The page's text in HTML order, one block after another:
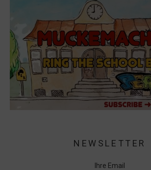
NEWSLETTER
Ihre Email